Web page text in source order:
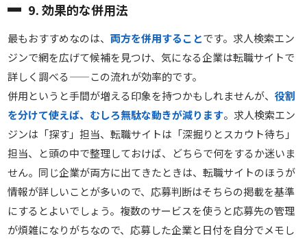
9. 効果的な併用法
最もおすすめなのは、両方を併用することです。求人検索エン
ジンで網を広げて候補を見つけ、気になる企業は転職サイトで
詳しく調べる——この流れが効率的です。
併用というと手間が増える印象を持つかもしれませんが、役割
を分けて使えば、むしろ無駄な動きが減ります。求人検索エン
ジンは「探す」担当、転職サイトは「深掘りとスカウト待ち」
担当、と頭の中で整理しておけば、どちらで何をするか迷いま
せん。同じ企業が両方に出てきたときは、転職サイトのほうが
情報が詳しいことが多いので、応募判断はそちらの掲載を基準
にするとよいでしょう。複数のサービスを使うと応募先の管理
が煩雑になりがちなので、応募した企業と日付を自分でメモし